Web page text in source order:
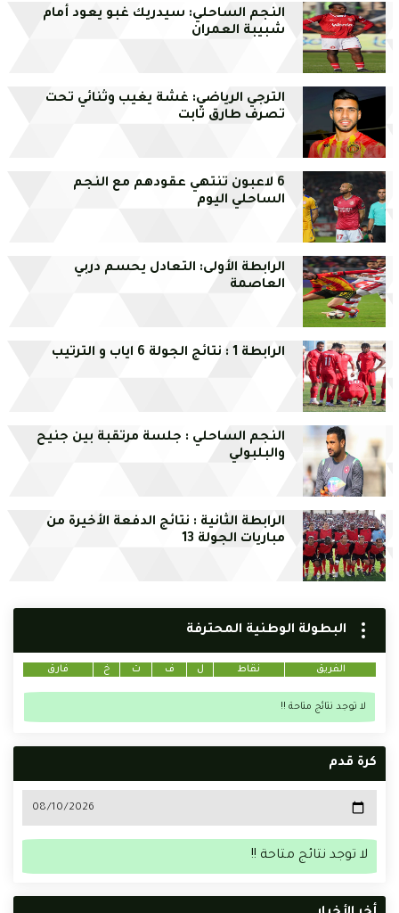
النجم الساحلي: سيدريك غبو يعود أمام
شبيبة العمران
الترجي الرياضي: غشة يغيب وثنائي تحت
تصرف طارق ثابت
6 لاعبون تنتهي عقودهم مع النجم
الساحلي اليوم
الرابطة الأولى: التعادل يحسم دربي
العاصمة
الرابطة 1 : نتائج الجولة 6 اياب و الترتيب
النجم الساحلي : جلسة مرتقبة بين جنيح
والبلبولي
الرابطة الثانية : نتائج الدفعة الأخيرة من
مباريات الجولة 13
البطولة الوطنية المحترفة
الفريق نقاط ل ف ت خ فارق
لا توجد نتائج متاحة !!
كرة قدم
لا توجد نتائج متاحة !!